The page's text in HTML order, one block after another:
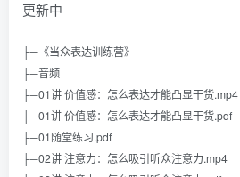
更新中
├─《当众表达训练营》
├─音频
├─01讲 价值感：怎么表达才能凸显干货.mp4
├─01讲 价值感：怎么表达才能凸显干货.pdf
├─01随堂练习.pdf
├─02讲 注意力：怎么吸引听众注意力.mp4